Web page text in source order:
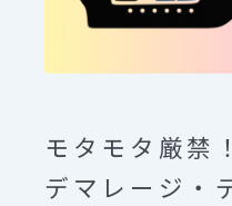
モタモタ厳禁
デマレージ・